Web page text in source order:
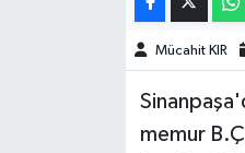
Mücahit KIR
memur
SürManşet